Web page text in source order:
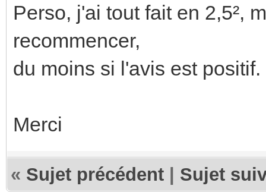
Perso, j'ai tout fait en 2,5²,
recommencer,
du moins si l'avis est positif.
Merci
« Sujet précédent Sujet